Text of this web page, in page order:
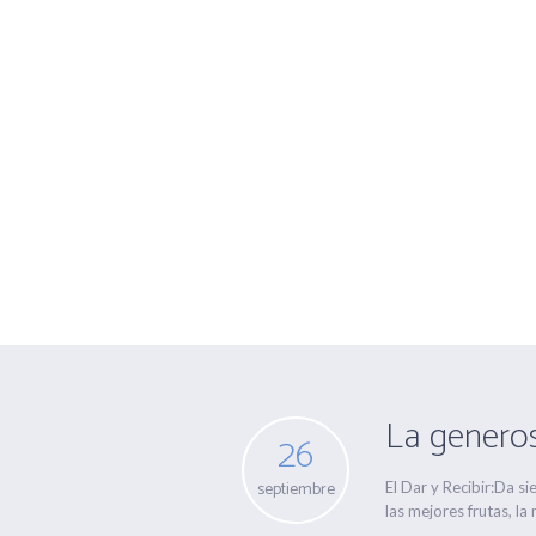
26
septiembre
La
El Dar y Recibir:Da
las mejores frutas, la